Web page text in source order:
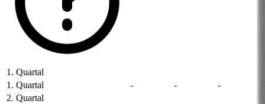
1. Quartal
1. Quartal
- - -
-
2. Quartal